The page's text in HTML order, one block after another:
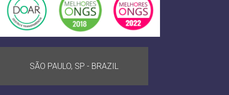
SÃO PAULO, SP - BRAZIL